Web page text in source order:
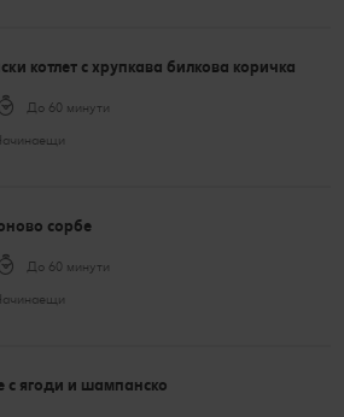
котлет с хрупкава билкова коричка
До 60 минути
сорбе
До 60 минути
с ягоди и шампанско